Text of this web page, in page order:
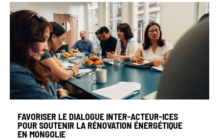
FAVORISER LE DIALOGUE INTER-ACTEUR-ICES
POUR SOUTENIR LA RÉNOVATION ÉNERGÉTIQUE
EN MONGOLIE